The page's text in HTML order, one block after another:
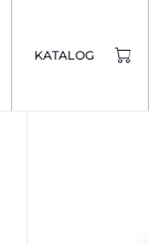
KATALOG